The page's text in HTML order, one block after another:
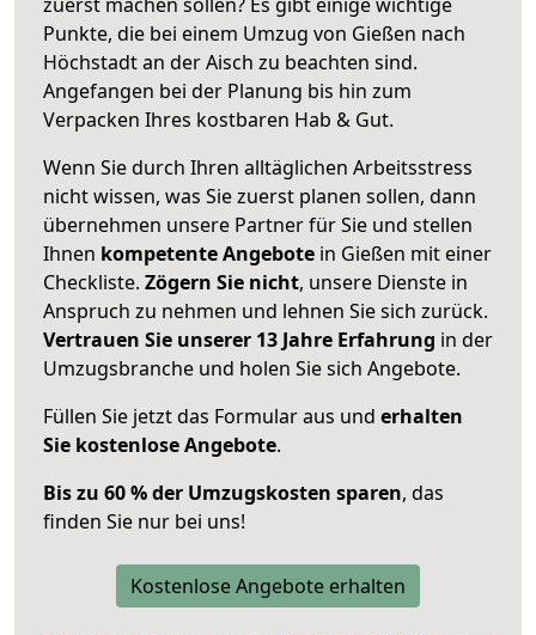
Punkte, die bei einem Umzug von Gießen nach
Höchstadt an der Aisch zu beachten sind.
Angefangen bei der Planung bis hin zum
Verpacken Ihres kostbaren Hab & Gut.
Wenn Sie durch Ihren alltäglichen Arbeitsstress
nicht wissen, was Sie zuerst planen sollen, dann
übernehmen unsere Partner für Sie und stellen
Ihnen kompetente Angebote in Gießen mit einer
Checkliste. Zögern Sie nicht, unsere Dienste in
Anspruch zu nehmen und lehnen Sie sich zurück.
Vertrauen Sie unserer 13 Jahre Erfahrung in der
Umzugsbranche und holen Sie sich Angebote.
Füllen Sie jetzt das Formular aus und erhalten
Sie kostenlose Angebote.
Bis zu 60 % der Umzugskosten sparen, das
finden Sie nur bei uns!
Kostenlose Angebote erhalten